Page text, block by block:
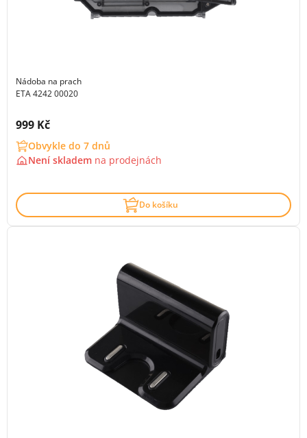
Nádoba na prach
ETA 4242 00020
Cena s DPH:
999 Kč
Obvykle do 7 dnů
Není skladem na prodejnách
Do košíku